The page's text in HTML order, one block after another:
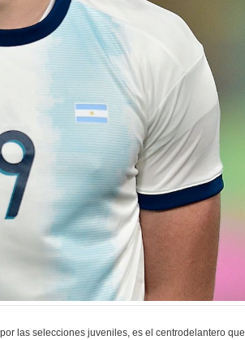
las selecciones juveniles, es el centrodelantero que